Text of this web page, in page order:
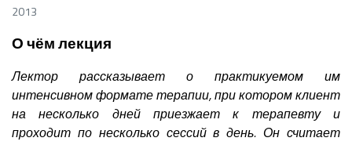
2013
О чём лекция
Лектор рассказывает о практикуемом им
интенсивном формате терапии, при котором клиент
на несколько дней приезжает к терапевту и
проходит по несколько сессий в день. Он считает